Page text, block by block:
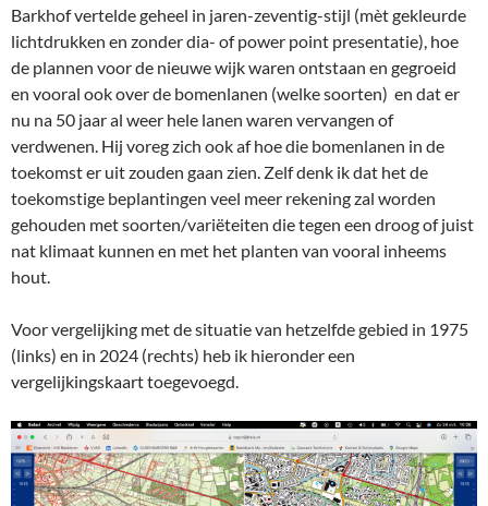
Barkhof vertelde geheel in jaren-zeventig-stijl (mèt gekleurde
lichtdrukken en zonder dia- of power point presentatie), hoe
de plannen voor de nieuwe wijk waren ontstaan en gegroeid
en vooral ook over de bomenlanen (welke soorten) en dat er
nu na 50 jaar al weer hele lanen waren vervangen of
verdwenen. Hij voreg zich ook af hoe die bomenlanen in de
toekomst er uit zouden gaan zien. Zelf denk ik dat het de
toekomstige beplantingen veel meer rekening zal worden
gehouden met soorten/variëteiten die tegen een droog of juist
nat klimaat kunnen en met het planten van vooral inheems
hout.
Voor vergelijking met de situatie van hetzelfde gebied in 1975
(links) en in 2024 (rechts) heb ik hieronder een
vergelijkingskaart toegevoegd.